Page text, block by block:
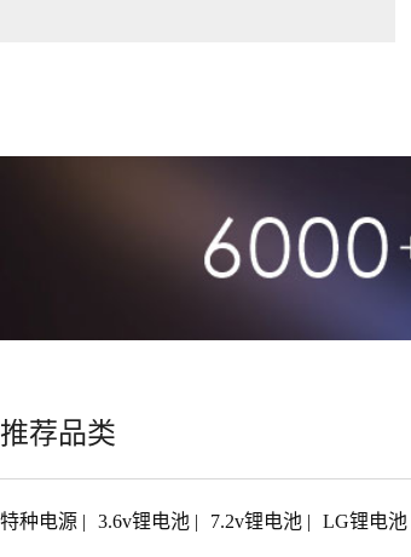
推荐品类
特种电源 | 3.6v锂电池 | 7.2v锂电池 | LG锂电池